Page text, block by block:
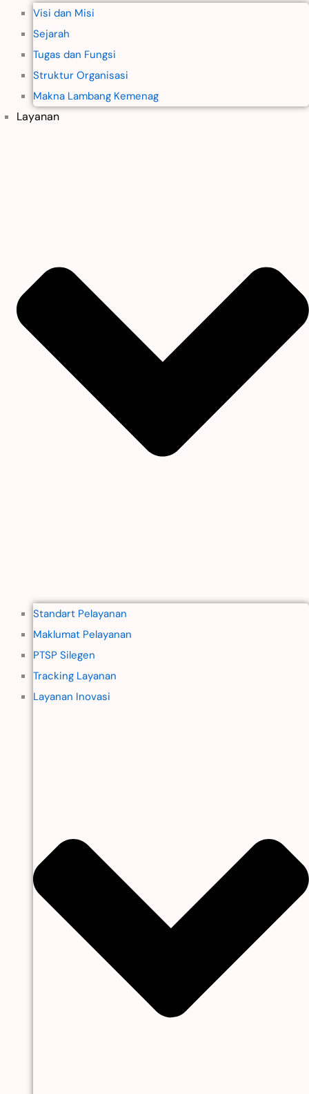
Visi dan Misi
Sejarah
Tugas dan Fungsi
Struktur Organisasi
Makna Lambang Kemenag
Layanan
Standart Pelayanan
Maklumat Pelayanan
PTSP Silegen
Tracking Layanan
Layanan Inovasi